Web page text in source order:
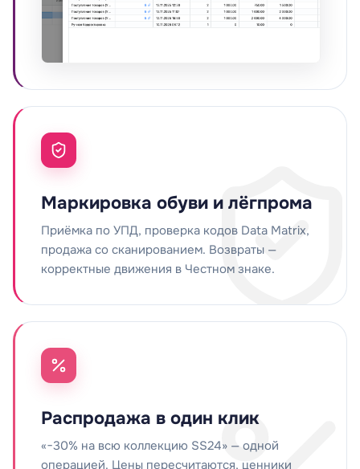
Маркировка обуви и лёгпрома
Приёмка по УПД, проверка кодов Data Matrix,
продажа со сканированием. Возвраты —
корректные движения в Честном знаке.
Распродажа в один клик
«−30% на всю коллекцию SS24» — одной
операцией. Цены пересчитаются, ценники